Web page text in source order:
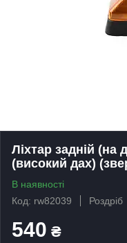
Ліхтар задній (на
(високий дах)
В наявності
Код: rw82039
Роздріб
540 ₴